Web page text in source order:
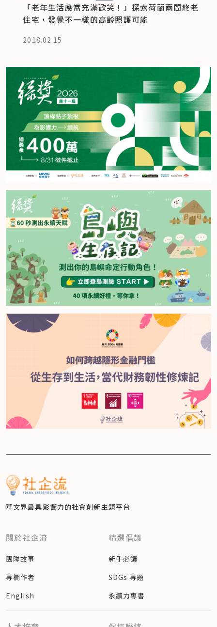
「老年生活應當充滿歡笑！」探索荷蘭兩間終老
住宅，發覺不一樣的高齡照護可能
2018.02.15
華文界最具影響力的社會創新主題平台
關於社企流
團隊故事
專欄作者
English
精選倡議
新手必讀
SDGs 專題
永續力專書